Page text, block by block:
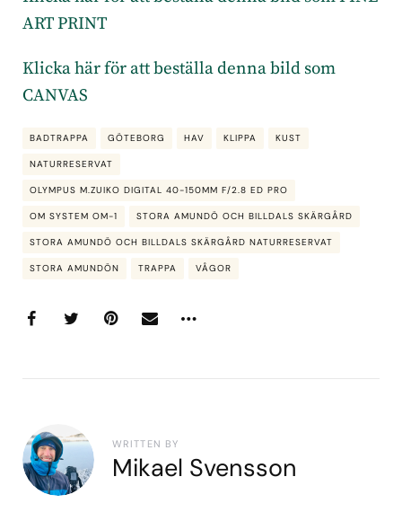
ART PRINT
Klicka här för att beställa denna bild som
CANVAS
BADTRAPPA GÖTEBORG HAV KLIPPA KUST
NATURRESERVAT
OLYMPUS M.ZUIKO DIGITAL 40-150MM F/2.8 ED PRO
OM SYSTEM OM-1 STORA AMUNDÖ OCH BILLDALS SKÄRGÅRD
STORA AMUNDÖ OCH BILLDALS SKÄRGÅRD NATURRESERVAT
STORA AMUNDÖN TRAPPA VÅGOR
WRITTEN BY
Mikael Svensson